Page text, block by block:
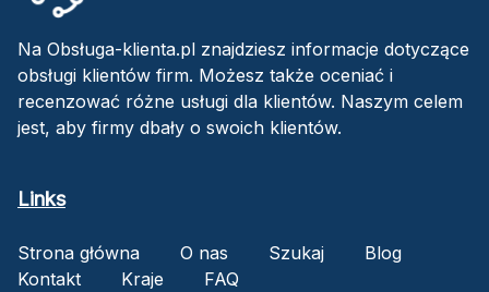
Na Obsługa-klienta.pl znajdziesz informacje dotyczące
obsługi klientów firm. Możesz także oceniać i
recenzować różne usługi dla klientów. Naszym celem
jest, aby firmy dbały o swoich klientów.
Links
Strona główna O nas Szukaj
Blog
Kontakt
Kraje FAQ